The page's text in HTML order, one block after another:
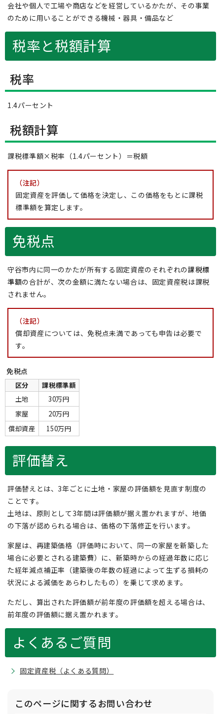
会社や個人で工場や商店などを経営しているかたが、その事業
のために用いることができる機械・器具・備品など
税率と税額計算
税率
1.4パーセント
税額計算
課税標準額×税率（1.4パーセント）＝税額
（注記）
固定資産を評価して価格を決定し、この価格をもとに課税
標準額を算定します。
免税点
守谷市内に同一のかたが所有する固定資産のそれぞれの課税標
準額の合計が、次の金額に満たない場合は、固定資産税は課税
されません。
（注記）
償却資産については、免税点未満であっても申告は必要で
す。
免税点
区分
課税標準額
土地
30万円
家屋
20万円
償却資産
150万円
評価替え
評価替えとは、3年ごとに土地・家屋の評価額を見直す制度の
ことです。
土地は、原則として3年間は評価額が据え置かれますが、地価
の下落が認められる場合は、価格の下落修正を行います。
家屋は、再建築価格（評価時において、同一の家屋を新築した
場合に必要とされる建築費）に、新築時からの経過年数に応じ
た経年減点補正率（建築後の年数の経過によって生ずる損耗の
状況による減価をあらわしたもの）を乗じて求めます。
ただし、算出された評価額が前年度の評価額を超える場合は、
前年度の評価額に据え置かれます。
よくあるご質問
固定資産税（よくある質問）
このページに関するお問い合わせ